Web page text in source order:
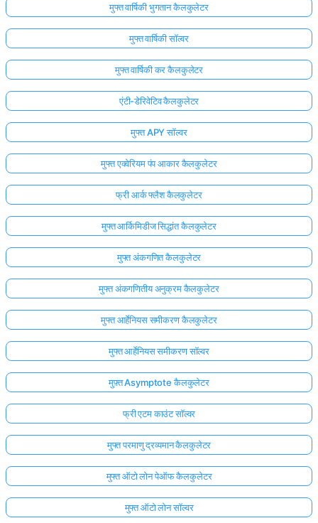
मुफ्त वार्षिकी भुगतान कैलकुलेटर
मुफ्त वार्षिकी सॉल्वर
मुफ्त वार्षिकी कर कैलकुलेटर
एंटी-डेरिवेटिव कैलकुलेटर
मुफ्त APY सॉल्वर
मुफ्त एक्वेरियम पंप आकार कैलकुलेटर
फ्री आर्क फ्लैश कैलकुलेटर
मुफ्त आर्किमिडीज सिद्धांत कैलकुलेटर
मुफ्त अंकगणित कैलकुलेटर
मुफ्त अंकगणितीय अनुक्रम कैलकुलेटर
मुफ्त आर्हेनियस समीकरण कैलकुलेटर
मुफ्त आर्हेनियस समीकरण सॉल्वर
मुफ़्त Asymptote कैलकुलेटर
फ्री एटम काउंट सॉल्वर
मुफ्त परमाणु द्रव्यमान कैलकुलेटर
मुफ्त ऑटो लोन पेऑफ कैलकुलेटर
मुफ्त ऑटो लोन सॉल्वर